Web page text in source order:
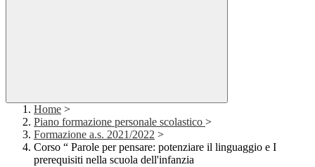
Home >
Piano formazione personale scolastico >
Formazione a.s. 2021/2022 >
Corso “ Parole per pensare: potenziare il linguaggio e I
prerequisiti nella scuola dell'infanzia